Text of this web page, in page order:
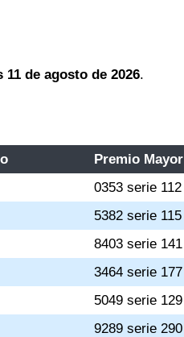
11 de agosto de 2026.
Premio Mayor
0353 serie 112
5382 serie 115
8403 serie 141
3464 serie 177
5049 serie 129
9289 serie 290